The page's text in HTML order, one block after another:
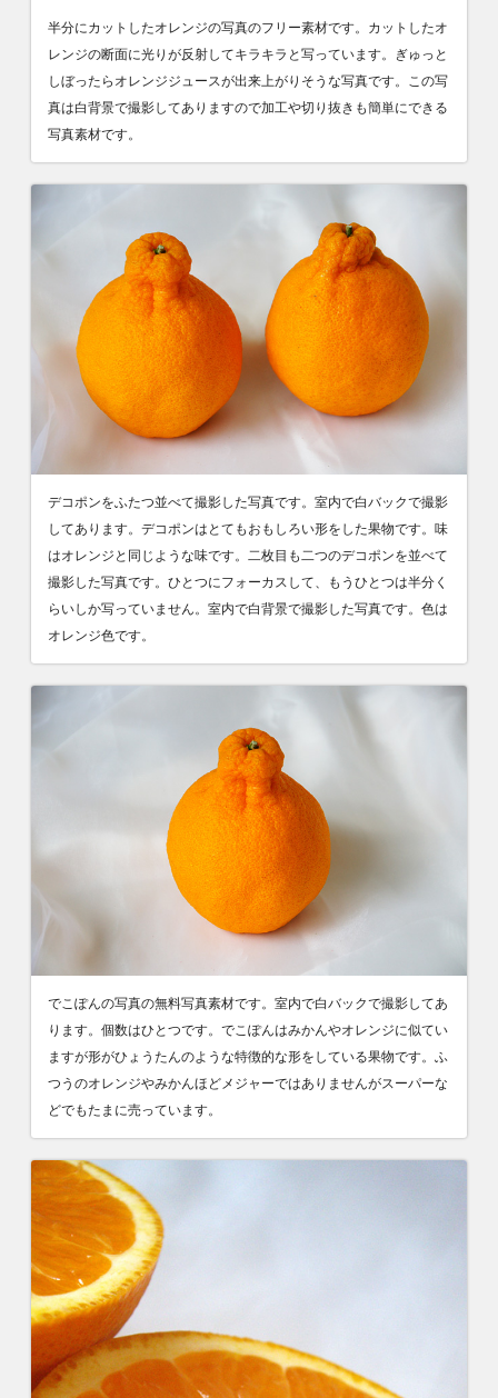
半分にカットしたオレンジの写真のフリー素材です。カットしたオ
レンジの断面に光りが反射してキラキラと写っています。ぎゅっと
しぼったらオレンジジュースが出来上がりそうな写真です。この写
真は白背景で撮影してありますので加工や切り抜きも簡単にできる
写真素材です。
デコポンをふたつ並べて撮影した写真です。室内で白バックで撮影
してあります。デコポンはとてもおもしろい形をした果物です。味
はオレンジと同じような味です。二枚目も二つのデコポンを並べて
撮影した写真です。ひとつにフォーカスして、もうひとつは半分く
らいしか写っていません。室内で白背景で撮影した写真です。色は
オレンジ色です。
でこぽんの写真の無料写真素材です。室内で白バックで撮影してあ
ります。個数はひとつです。でこぽんはみかんやオレンジに似てい
ますが形がひょうたんのような特徴的な形をしている果物です。ふ
つうのオレンジやみかんほどメジャーではありませんがスーパーな
どでもたまに売っています。